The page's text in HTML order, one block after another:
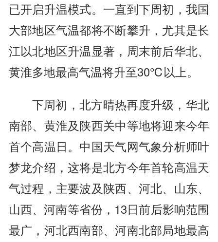
已开启升温模式。一直到下周初，我国
大部地区气温都将不断攀升，尤其是长
江以北地区升温显著，周末前后华北、
黄淮多地最高气温将升至30℃以上。
下周初，北方晴热再度升级，华北
南部、黄淮及陕西关中等地将迎来今年
首个高温日。中国天气网气象分析师叶
梦龙介绍，这将是北方今年首轮高温天
气过程，主要波及陕西、河北、山东、
山西、河南等省份，13日前后影响范围
最广，河北西南部、河南北部局地最高